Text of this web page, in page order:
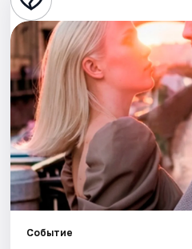
Стендап
Выставки
Квесты
Экскурсии
Спорт
События
Событие